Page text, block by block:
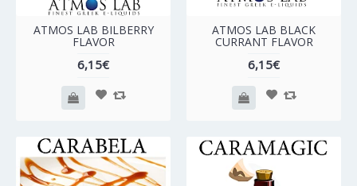
ATMOS LAB BILBERRY
FLAVOR
6,15€
ATMOS LAB BLACK
CURRANT FLAVOR
6,15€